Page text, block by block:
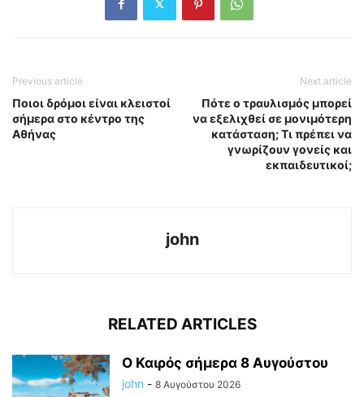
Previous article
Ποιοι δρόμοι είναι κλειστοί
σήμερα στο κέντρο της
Αθήνας
Next article
Πότε ο τραυλισμός μπορεί
να εξελιχθεί σε μονιμότερη
κατάσταση; Τι πρέπει να
γνωρίζουν γονείς και
εκπαιδευτικοί;
john
RELATED ARTICLES
Ο Καιρός σήμερα 8 Αυγούστου
john - 8 Αυγούστου 2026